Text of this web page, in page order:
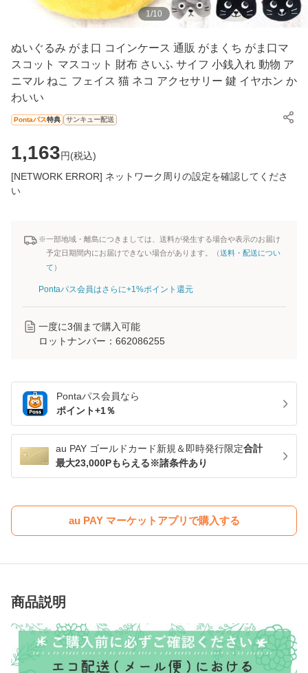
1/10
ぬいぐるみ がま口 コインケース 通販 がまくち がま口マ
スコット マスコット 財布 さいふ サイフ 小銭入れ 動物 ア
ニマル ねこ フェイス 猫 ネコ アクセサリー 鍵 イヤホン か
わいい
Pontaパス特典 サンキュー配送
1,163円(税込)
[NETWORK ERROR] ネットワーク周りの設定を確認してくださ
い
※一部地域・離島につきましては、送料が発生する場合や表示のお届け
予定日期間内にお届けできない場合があります。（送料・配送につい
て ）
Pontaパス会員はさらに+1%ポイント還元
一度に3個まで購入可能
ロットナンバー： 662086255
Pontaパス会員なら
ポイント+1％
au PAY ゴールドカード新規＆即時発行限定合計
最大23,000Pもらえる※諸条件あり
au PAY マーケットアプリで購入する
商品説明